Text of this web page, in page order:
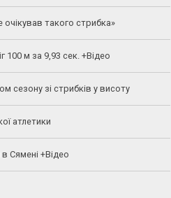
такого стрибка»
100 м за 9,93 сек. +Відео
сезону зі стрибків у висоту
атлетики
Сямені +Відео